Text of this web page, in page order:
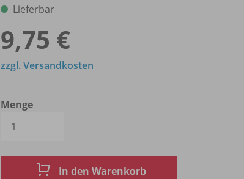
Lieferbar
9,75 €
Menge
zzgl. Versandkosten
In den Warenkorb